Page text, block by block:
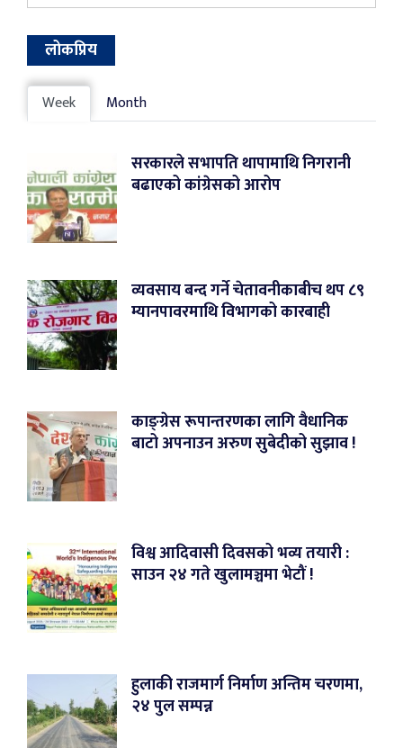
लोकप्रिय
Week Month
सरकारले सभापति थापामाथि निगरानी
बढाएको कांग्रेसको आरोप
व्यवसाय बन्द गर्ने चेतावनीकाबीच थप ८९
म्यानपावरमाथि विभागको कारबाही
काङ्ग्रेस रूपान्तरणका लागि वैधानिक
बाटो अपनाउन अरुण सुबेदीको सुझाव !
विश्व आदिवासी दिवसको भव्य तयारी :
साउन २४ गते खुलामञ्चमा भेटौं !
हुलाकी राजमार्ग निर्माण अन्तिम चरणमा,
२४ पुल सम्पन्न